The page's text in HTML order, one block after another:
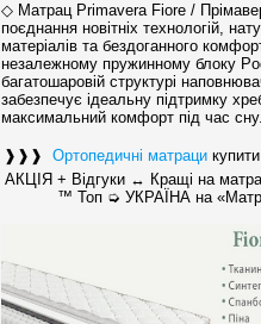
◇ Матрац Primavera Fiore /
поєднання новітніх технологій,
матеріалів та бездоганного
незалежному пружинному блоку
багатошаровій структурі
забезпечує ідеальну підтримку
максимальний комфорт під час сну.
❱❱❱ Ортопедичні матраци
АКЦІЯ + Відгуки ↔ Кращі на
™ Топ ➭ УКРАЇНА на